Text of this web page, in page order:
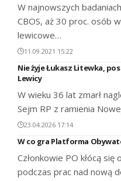
W najnowszych
CBOS, aż 30 proc. osób
lewicowe…
11.09.2021 15:22
Nie żyje Łukasz Litewka,
Lewicy
W wieku 36 lat zmarł
Sejm RP z ramienia
23.04.2026 17:14
W co gra Platforma
Członkowie PO kłócą
podczas prac nad nową